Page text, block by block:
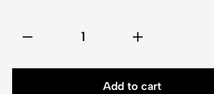
Add to cart